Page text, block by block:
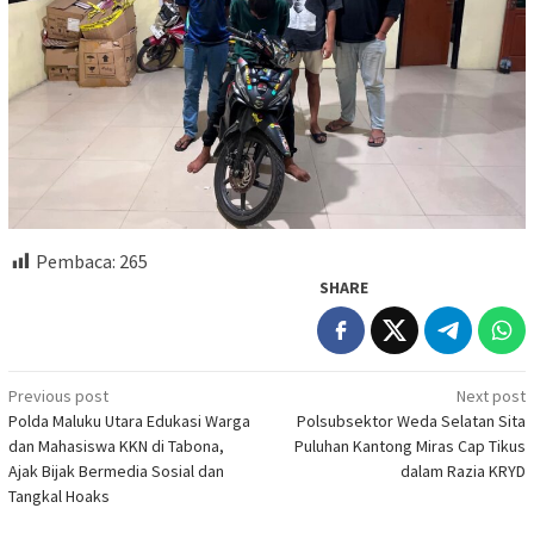
Pembaca: 265
SHARE
Post
navigation
Previous post
Polda Maluku Utara Edukasi Warga
dan Mahasiswa KKN di Tabona,
Ajak Bijak Bermedia Sosial dan
Tangkal Hoaks
Next post
Polsubsektor Weda Selatan Sita
Puluhan Kantong Miras Cap Tikus
dalam Razia KRYD